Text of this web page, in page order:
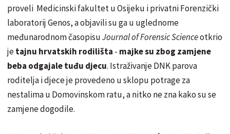
proveli Medicinski fakultet u Osijeku i privatni Forenzički
laboratorij Genos, a objavili su ga u uglednome
međunarodnom časopisuJournal of Forensic Scienceotkrio
jetajnu hrvatskih rodilišta - majke su zbog zamjene
beba odgajale tuđu djecu. Istraživanje DNK parova
roditelja i djece je provedeno u sklopu potrage za
nestalima u Domovinskom ratu, a nitko ne zna kako su se
zamjene dogodile.